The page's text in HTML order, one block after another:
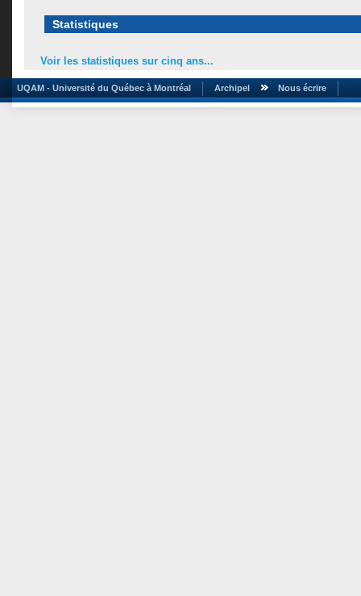
Statistiques
Voir les statistiques sur cinq ans...
UQAM - Université du Québec à Montréal Archipel Nous écrire